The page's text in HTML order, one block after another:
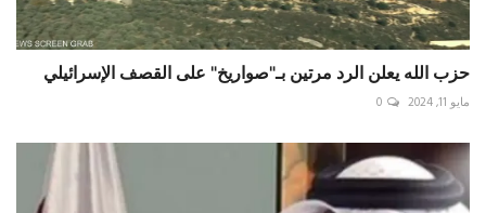
حزب الله يعلن الرد مرتين بـ"صواريخ" على القصف الإسرائيلي
مايو 11, 2024 0